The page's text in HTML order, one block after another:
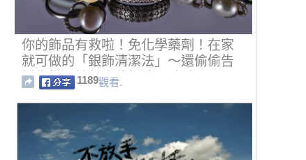
你的飾品有救啦！免化學藥劑！在家
就可做的「銀飾清潔法」～還偷偷告
訴你飾品該怎麼收納才正確哦！
1189觀看.